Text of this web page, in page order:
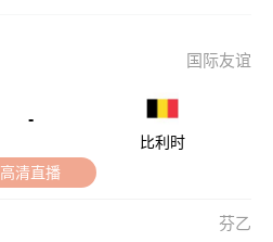
国际友谊
-
比利时
高清直播
芬乙